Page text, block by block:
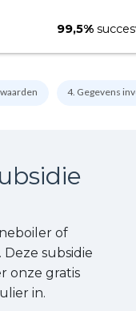
99,5%
4. Gegevens
of
subsidie
onze gratis
in.